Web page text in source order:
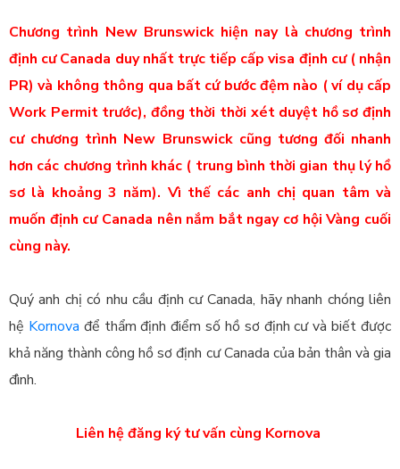
Chương trình New Brunswick hiện nay là chương trình
định cư Canada duy nhất trực tiếp cấp visa định cư ( nhận
PR) và không thông qua bất cứ bước đệm nào ( ví dụ cấp
Work Permit trước), đồng thời thời xét duyệt hồ sơ định
cư chương trình New Brunswick cũng tương đối nhanh
hơn các chương trình khác ( trung bình thời gian thụ lý hồ
sơ là khoảng 3 năm). Vì thế các anh chị quan tâm và
muốn định cư Canada nên nắm bắt ngay cơ hội Vàng cuối
cùng này.
Quý anh chị có nhu cầu định cư Canada, hãy nhanh chóng liên
hệ Kornova để thẩm định điểm số hồ sơ định cư và biết được
khả năng thành công hồ sơ định cư Canada của bản thân và gia
đình.
Liên hệ đăng ký tư vấn cùng Kornova